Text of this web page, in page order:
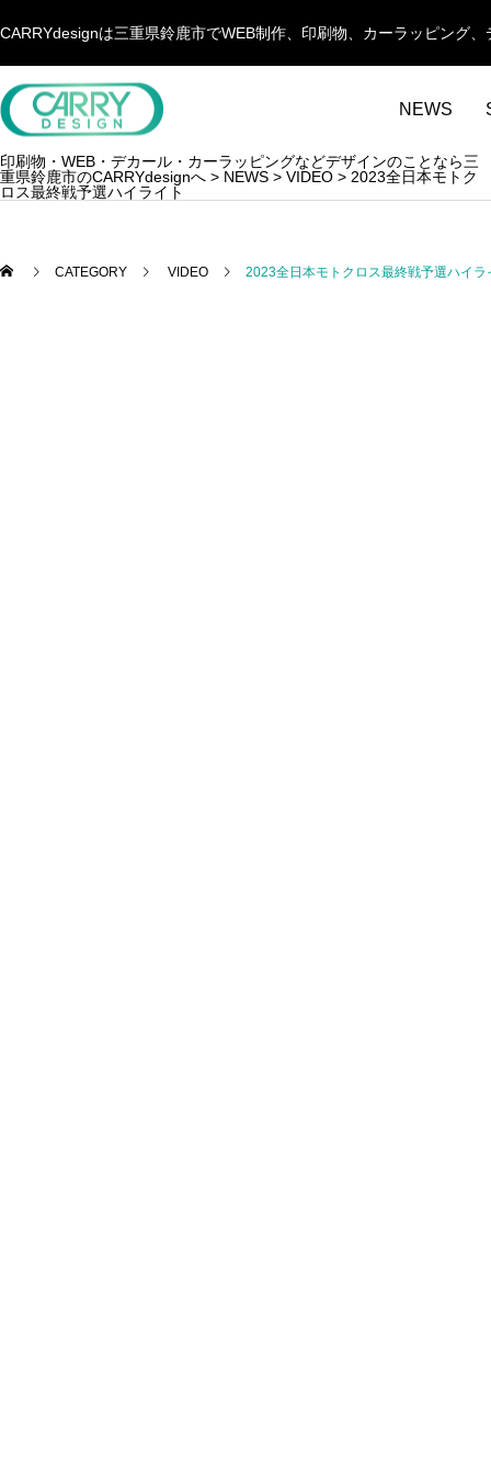
CARRYdesignは三重県鈴鹿市でWEB制作、印刷物、カーラッピング
NEWS
印刷物・WEB・デカール・カーラッピングなどデザインのことなら三
重県鈴鹿市のCARRYdesignへ > NEWS > VIDEO > 2023全日本モトク
ロス最終戦予選ハイライト
CATEGORY VIDEO 2023全日本モトクロス最終戦予選ハイラ